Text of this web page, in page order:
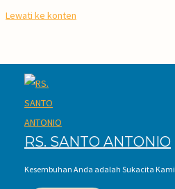
Lewati ke konten
RS. SANTO ANTONIO
Kesembuhan Anda adalah Sukacita Kami
LAYANAN MEDIS
IGD